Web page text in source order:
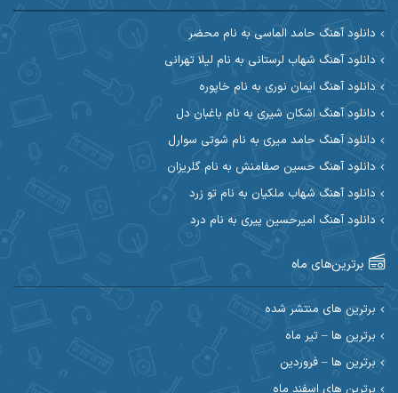
آرین مریدی
آوات بوکانی آوات یگانه
آیت احمدنژاد
ابراهیم شمس ابوالحسن جاویدان
ابی حسینی
احسان آیینفر احسان اصغری
احسان امیدوار
احسان حیدری احسان دریادل
احسان رمضانی احسان علیانی
دانلود آهنگ حامد الماسی به نام محضر
دانلود آهنگ شهاب لرستانی به نام لیلا تهرانی
دانلود آهنگ ایمان نوری به نام خاپوره
دانلود آهنگ اشکان شیری به نام باغبان دل
دانلود آهنگ حامد میری به نام شوتی سوارل
دانلود آهنگ حسین صفامنش به نام گلریزان
دانلود آهنگ شهاب ملکیان به نام تو زرد
دانلود آهنگ امیرحسین پیری به نام درد
برترین‌های ماه
برترین های منتشر شده
برترین ها – تیر ماه
برترین ها – فروردین